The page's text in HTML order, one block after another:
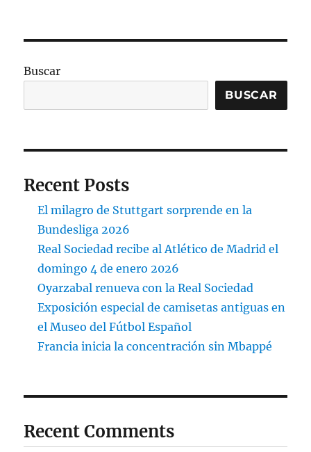
Buscar
BUSCAR
Recent Posts
El milagro de Stuttgart sorprende en la
Bundesliga 2026
Real Sociedad recibe al Atlético de Madrid el
domingo 4 de enero 2026
Oyarzabal renueva con la Real Sociedad
Exposición especial de camisetas antiguas en
el Museo del Fútbol Español
Francia inicia la concentración sin Mbappé
Recent Comments